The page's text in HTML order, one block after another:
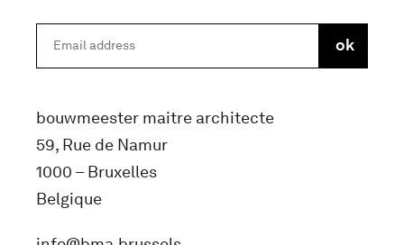
bouwmeester maitre architecte
59, Rue de Namur
1000 – Bruxelles
Belgique